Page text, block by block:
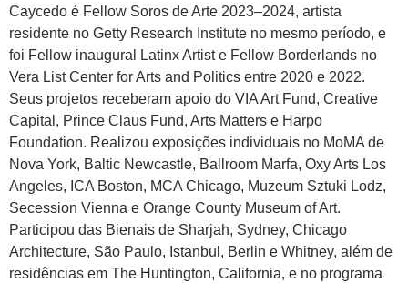
Caycedo é Fellow Soros de Arte 2023–2024, artista
residente no Getty Research Institute no mesmo período, e
foi Fellow inaugural Latinx Artist e Fellow Borderlands no
Vera List Center for Arts and Politics entre 2020 e 2022.
Seus projetos receberam apoio do VIA Art Fund, Creative
Capital, Prince Claus Fund, Arts Matters e Harpo
Foundation. Realizou exposições individuais no MoMA de
Nova York, Baltic Newcastle, Ballroom Marfa, Oxy Arts Los
Angeles, ICA Boston, MCA Chicago, Muzeum Sztuki Lodz,
Secession Vienna e Orange County Museum of Art.
Participou das Bienais de Sharjah, Sydney, Chicago
Architecture, São Paulo, Istanbul, Berlin e Whitney, além de
residências em The Huntington, California, e no programa